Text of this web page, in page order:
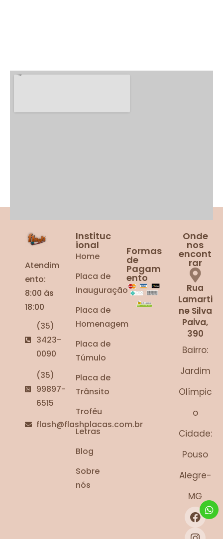
Atendim
ento:
8:00 às
18:00
(35)
3423-
0090
(35)
99897-
6515
flash@flashplacas.com.br
Instituc
ional
Home
Placa de
Inauguração
Placa de
Homenagem
Placa de
Túmulo
Placa de
Trânsito
Troféu
Letras
Blog
Sobre
nós
Formas
de
Pagam
ento
Onde
nos
encont
rar
Rua
Lamarti
ne Silva
Paiva,
390
Bairro:
Jardim
Olímpic
o
Cidade:
Pouso
Alegre-
MG